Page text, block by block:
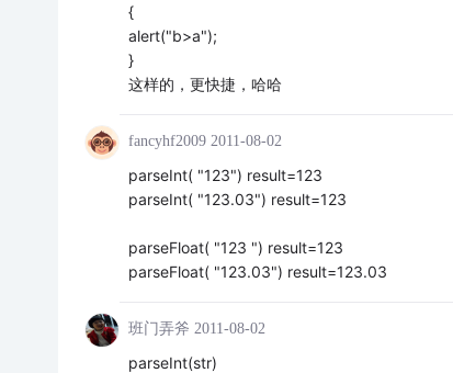
{
alert("b>a");
}
这样的，更快捷，哈哈
fancyhf2009 2011-08-02
parseInt( "123") result=123
parseInt( "123.03") result=123
parseFloat( "123 ") result=123
parseFloat( "123.03") result=123.03
班门弄斧 2011-08-02
parseInt(str)